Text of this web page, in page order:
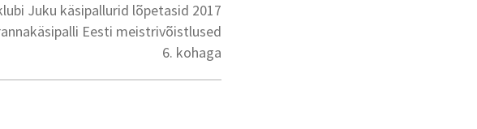
Juku käsipallurid lõpetasid 2017
Eesti meistrivõistlused
6. kohaga